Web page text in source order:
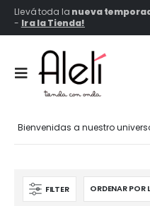
Llevá toda la nueva
- Ir a la Tienda!
Bienvenidas a nuestro
FILTER